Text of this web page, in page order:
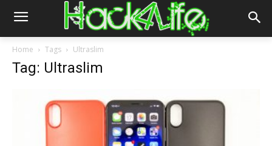
Home Tags Ultraslim
Tag: Ultraslim